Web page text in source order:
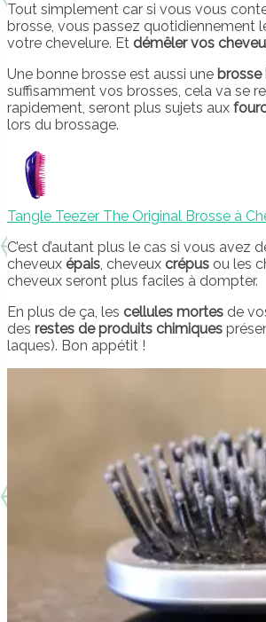
Tout simplement car si vous vous
brosse, vous passez quotidiennement
votre chevelure. Et démêler vos
Une bonne brosse est aussi une
suffisamment vos brosses, cela va se
rapidement, seront plus sujets aux
lors du brossage.
Tangle Teezer The Original Brosse à
C’est d’autant plus le cas si vous avez
cheveux épais, cheveux crépus ou les
cheveux seront plus faciles à dompter.
En plus de ça, les cellules mortes de
des restes de produits chimiques
laques). Bon appétit !